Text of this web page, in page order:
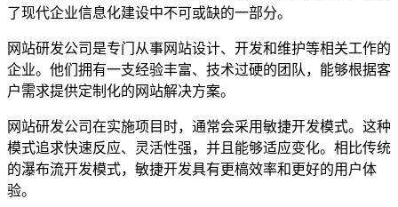
了现代企业信息化建设中不可或缺的一部分。
网站研发公司是专门从事网站设计、开发和维护等相关工作的
企业。他们拥有一支经验丰富、技术过硬的团队，能够根据客
户需求提供定制化的网站解决方案。
网站研发公司在实施项目时，通常会采用敏捷开发模式。这种
模式追求快速反应、灵活性强，并且能够适应变化。相比传统
的瀑布流开发模式，敏捷开发具有更槁效率和更好的用户体
验。